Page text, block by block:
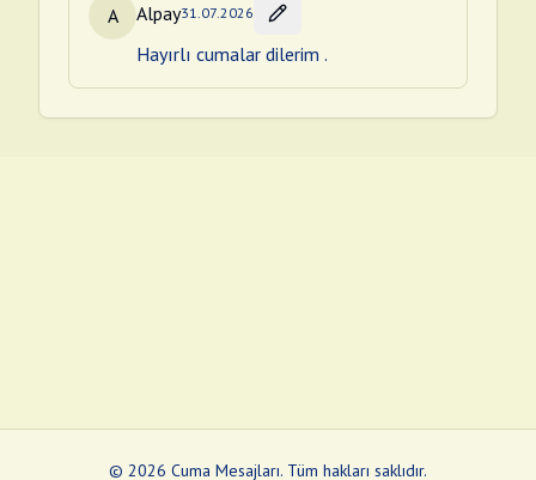
A Alpay31.07.2026
Hayırlı cumalar dilerim .
© 2026 Cuma Mesajları. Tüm hakları saklıdır.